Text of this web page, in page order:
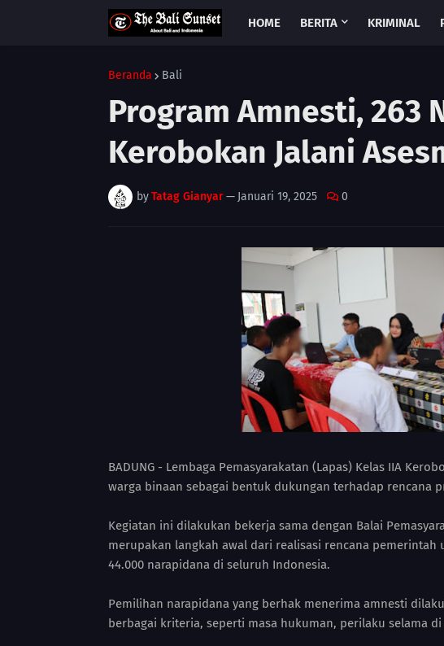
HOME BERITA KRIMINAL
Beranda Bali
Program Amnesti, 263
Kerobokan Jalani
byTatag Gianyar— Januari 19, 2025 0
BADUNG - Lembaga Pemasyarakatan (Lapas) Kelas IIA
warga binaan sebagai bentuk dukungan terhadap rencana
Kegiatan ini dilakukan bekerja sama dengan Balai
merupakan langkah awal dari realisasi rencana
44.000 narapidana di seluruh Indonesia.
Pemilihan narapidana yang berhak menerima amnesti
berbagai kriteria, seperti masa hukuman, perilaku selama